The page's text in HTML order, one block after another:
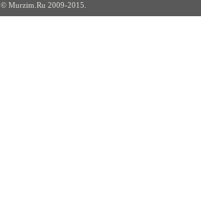
© Murzim.Ru 2009-2015.